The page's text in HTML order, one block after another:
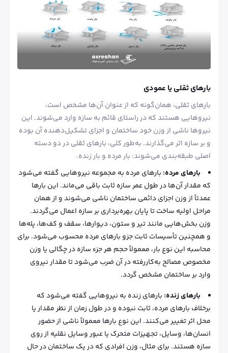
بارهای ثقلی یا عمودی
بارهای ثقلی، همان‌گونه که از عنوان آن‌ها مشخص است،
نیروهایی هستند که در راستای قائم به سازه وارد می‌شوند. این
نیروها ناشی از وزن خود ساختمان و اجزای تشکیل‌دهنده آن بوده
و بر سازه اثر می‌گذارند. به‌طور کلی، بارهای ثقلی در دو دسته
اصلی طبقه‌بندی می‌شوند: بار مرده و بار زنده.
بارهای مرده: بارهای مرده به مجموعه نیروهایی گفته می‌شود
که مقدار آن‌ها در طول عمر سازه ثابت باقی می‌ماند. این بارها
عمدتاً از وزن اجزای دائمی ساختمان ناشی می‌شوند و از همان
مراحل اولیه ساخت تا پایان بهره‌برداری بر سازه اعمال می‌گردند.
وزن بخش‌هایی مانند تیر و ستون، دیوارها، سقف و کف‌ها، پله‌ها
و همچنین تأسیسات ثابت جزو بارهای مرده محسوب می‌شود. برای
محاسبه این نوع بار، معمولاً حجم هر جزء سازه در چگالی یا وزن
مخصوص مصالح به‌کاررفته در آن ضرب می‌شود تا مقدار نیروی
وارد بر ساختمان مشخص گردد.
بارهای زنده: بارهای زنده به نیروهایی گفته می‌شود که
برخلاف بارهای مرده، ثابت نبوده و در طول زمان از نظر مقدار یا
محل اثر تغییر می‌کنند. این نوع بارها معمولاً ناشی از حضور
انسان‌ها، وسایل، تجهیزات متحرک یا عبور وسایل نقلیه از روی
سازه هستند. برای مثال، وزن افرادی که در یک ساختمان در حال